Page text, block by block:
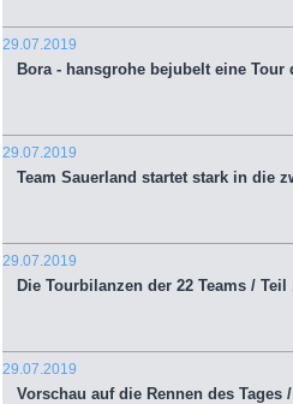
29.07.2019
Bora - hansgrohe bejubelt eine Tour
29.07.2019
Team Sauerland startet stark in die
29.07.2019
Die Tourbilanzen der 22 Teams / Teil
29.07.2019
Vorschau auf die Rennen des Tages